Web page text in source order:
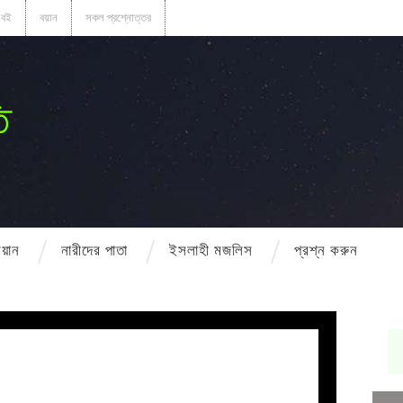
বই বয়ান সকল প্রশ্নোত্তর
নারীদের পাতা ইসলাহী মজলিস প্রশ্ন করুন